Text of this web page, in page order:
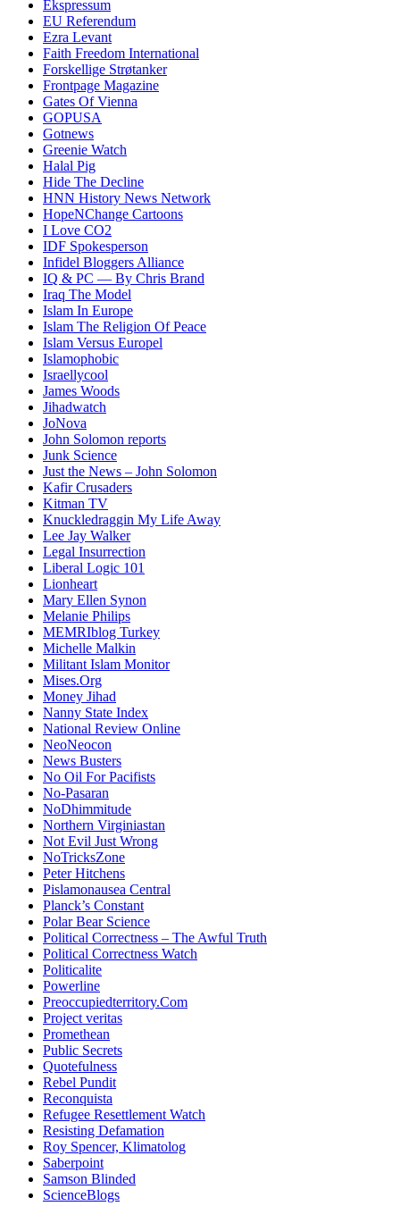
Ekspressum
EU Referendum
Ezra Levant
Faith Freedom International
Forskellige Strøtanker
Frontpage Magazine
Gates Of Vienna
GOPUSA
Gotnews
Greenie Watch
Halal Pig
Hide The Decline
HNN History News Network
HopeNChange Cartoons
I Love CO2
IDF Spokesperson
Infidel Bloggers Alliance
IQ & PC — By Chris Brand
Iraq The Model
Islam In Europe
Islam The Religion Of Peace
Islam Versus Europel
Islamophobic
Israellycool
James Woods
Jihadwatch
JoNova
John Solomon reports
Junk Science
Just the News – John Solomon
Kafir Crusaders
Kitman TV
Knuckledraggin My Life Away
Lee Jay Walker
Legal Insurrection
Liberal Logic 101
Lionheart
Mary Ellen Synon
Melanie Philips
MEMRIblog Turkey
Michelle Malkin
Militant Islam Monitor
Mises.Org
Money Jihad
Nanny State Index
National Review Online
NeoNeocon
News Busters
No Oil For Pacifists
No-Pasaran
NoDhimmitude
Northern Virginiastan
Not Evil Just Wrong
NoTricksZone
Peter Hitchens
Pislamonausea Central
Planck’s Constant
Polar Bear Science
Political Correctness – The Awful Truth
Political Correctness Watch
Politicalite
Powerline
Preoccupiedterritory.Com
Project veritas
Promethean
Public Secrets
Quotefulness
Rebel Pundit
Reconquista
Refugee Resettlement Watch
Resisting Defamation
Roy Spencer, Klimatolog
Saberpoint
Samson Blinded
ScienceBlogs